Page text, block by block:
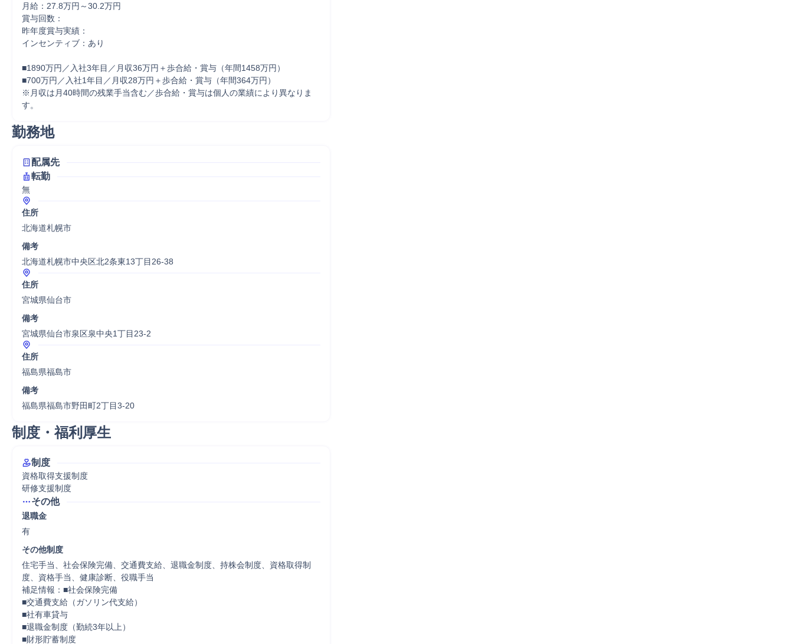
月給：27.8万円～30.2万円
賞与回数：
昨年度賞与実績：
インセンティブ：あり
■1890万円／入社3年目／月収36万円＋歩合給・賞与（年間1458万円）
■700万円／入社1年目／月収28万円＋歩合給・賞与（年間364万円）
※月収は月40時間の残業手当含む／歩合給・賞与は個人の業績により異なりま
す。
勤務地
配属先
転勤
無
住所
北海道札幌市
備考
北海道札幌市中央区北2条東13丁目26‐38
住所
宮城県仙台市
備考
宮城県仙台市泉区泉中央1丁目23-2
住所
福島県福島市
備考
福島県福島市野田町2丁目3‐20
制度・福利厚生
制度
資格取得支援制度
研修支援制度
その他
退職金
有
その他制度
住宅手当、社会保険完備、交通費支給、退職金制度、持株会制度、資格取得制
度、資格手当、健康診断、役職手当
補足情報：■社会保険完備
■交通費支給（ガソリン代支給）
■社有車貸与
■退職金制度（勤続3年以上）
■財形貯蓄制度